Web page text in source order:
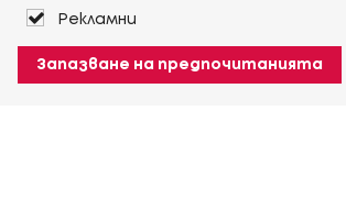
Рекламни
Запазване на предпочитанията